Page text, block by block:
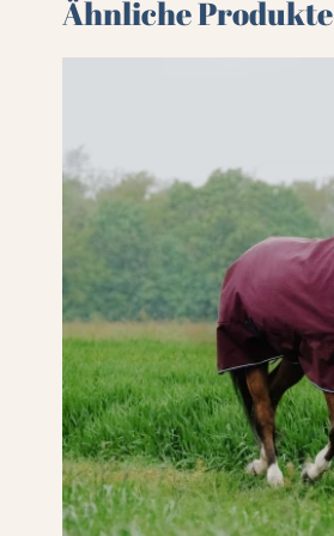
Ähnliche Produkte